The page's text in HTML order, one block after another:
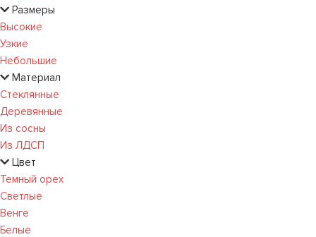
Размеры
Высокие
Узкие
Небольшие
Материал
Стеклянные
Деревянные
Из сосны
Из ЛДСП
Цвет
Темный орех
Светлые
Венге
Белые